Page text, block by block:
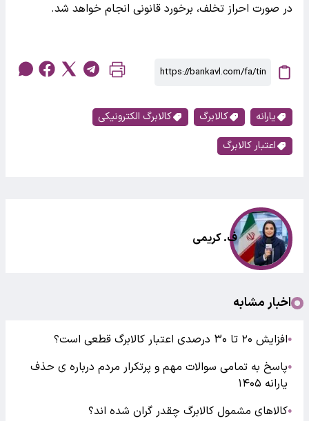
در صورت احراز تخلف، برخورد قانونی انجام خواهد شد.
یارانه کالابرگ
کالابرگ الکترونیکی
اعتبار کالابرگ
ف. کریمی
اخبار مشابه
●افزایش ۲۰ تا ۳۰ درصدی اعتبار کالابرگ قطعی است؟
●پاسخ به تمامی سوالات مهم و پرتکرار مردم درباره ی حذف
یارانه ۱۴۰۵
●کالاهای مشمول کالابرگ چقدر گران شده اند؟